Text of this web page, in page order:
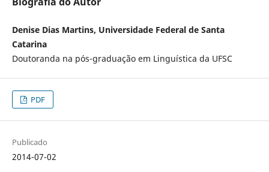
Denise Dias Martins, Universidade Federal de Santa
Catarina
Doutoranda na pós-graduação em Linguística da UFSC
PDF
Publicado
2014-07-02